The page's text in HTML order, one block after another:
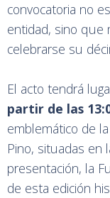
convocatoria no
entidad, sino que
celebrarse su
El acto tendrá
partir de las
emblemático de
Pino, situadas en
presentación, la
de esta edición